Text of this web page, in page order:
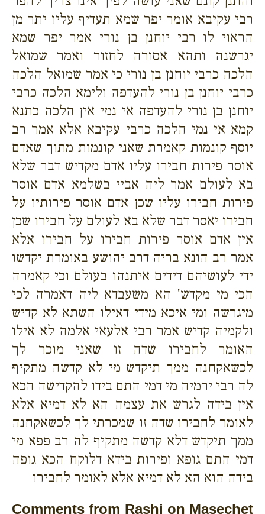
רבי עקיבא אומר יפר שמא תעדיף עליו יתר מן
הראוי לו רבי יוחנן בן נורי אמר יפר שמא
יגרשנה ותהא אסורה לחזור ואמר שמואל
הלכה כרבי יוחנן בן נורי כי אמר שמואל הלכה
כרבי יוחנן בן נורי להעדפה ולימא הלכה כרבי
יוחנן בן נורי להעדפה אי נמי אין הלכה כתנא
קמא אי נמי הלכה כרבי עקיבא אלא אמר רב
יוסף קונמות קאמרת שאני קונמות מתוך שאדם
אוסר פירות חבירו עליו אדם מקדיש דבר שלא
בא לעולם אמר ליה אביי בשלמא אדם אוסר
פירות חבירו עליו שכן אדם אוסר פירותיו על
חבירו יאסר דבר שלא בא לעולם על חבירו שכן
אין אדם אוסר פירות חבירו על חבירו אלא
אמר רב הונא בריה דרב יהושע באומרת יקדשו
ידי לעושיהם דידים איתנהו בעולם וכי קאמרה
הכי מי מקדש' הא משעבדא ליה דאמרה לכי
מיגרשה ומי איכא מידי דאילו השתא לא קדיש
ולקמיה קדיש אמר רבי אלעאי אלמה לא אילו
האומר לחבירו שדה זו שאני מוכר לך
לכשאקחנה ממך תיקדש מי לא קדשה מתקיף
לה רבי ירמיה מי דמי התם בידו להקדישה הכא
אין בידה לגרש את עצמה הא לא דמיא אלא
לאומר לחבירו שדה זו שמכרתי לך לכשאקחנה
ממך תיקדש דלא קדשה מתקיף לה רב פפא מי
דמי התם גופא ופירות בידא דלוקח הכא גופה
בידה הוא הא לא דמיא אלא לאומר לחבירו
Comments from Rashi on Masechet